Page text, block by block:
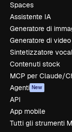
Spaces
Assistente IA
Generatore di
Generatore di
Sintetizzatore
Contenuti stock
MCP per Claude/
Agenti New
API
App mobile
Tutti gli strumenti